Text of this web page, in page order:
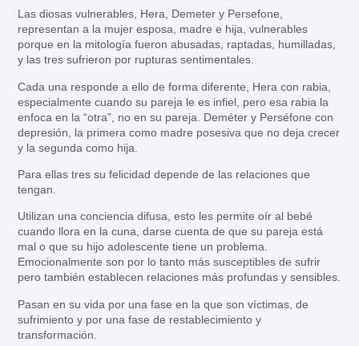
Las diosas vulnerables, Hera, Demeter y Persefone,
representan a la mujer esposa, madre e hija, vulnerables
porque en la mitología fueron abusadas, raptadas, humilladas,
y las tres sufrieron por rupturas sentimentales.
Cada una responde a ello de forma diferente, Hera con rabia,
especialmente cuando su pareja le es infiel, pero esa rabia la
enfoca en la “otra”, no en su pareja. Deméter y Perséfone con
depresión, la primera como madre posesiva que no deja crecer
y la segunda como hija.
Para ellas tres su felicidad depende de las relaciones que
tengan.
Utilizan una conciencia difusa, esto les permite oír al bebé
cuando llora en la cuna, darse cuenta de que su pareja está
mal o que su hijo adolescente tiene un problema.
Emocionalmente son por lo tanto más susceptibles de sufrir
pero también establecen relaciones más profundas y sensibles.
Pasan en su vida por una fase en la que son víctimas, de
sufrimiento y por una fase de restablecimiento y
transformación.